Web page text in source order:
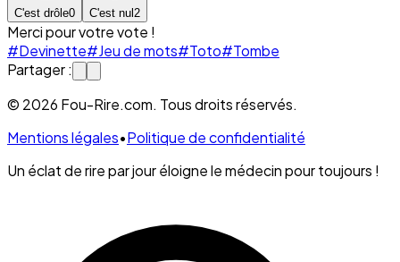
C'est drôle0 C'est nul 2
Merci pour votre vote !
#Devinette#Jeu de mots#Toto#Tombe
Partager :
© 2026 Fou-Rire.com. Tous droits réservés.
Mentions légales•Politique de confidentialité
Un éclat de rire par jour éloigne le médecin pour toujours !